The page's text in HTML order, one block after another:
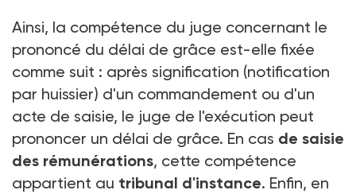
Ainsi, la compétence du juge concernant le
prononcé du délai de grâce est-elle fixée
comme suit : après signification (notification
par huissier) d'un commandement ou d'un
acte de saisie, le juge de l'exécution peut
prononcer un délai de grâce. En cas de saisie
des rémunérations, cette compétence
appartient au tribunal d'instance. Enfin, en